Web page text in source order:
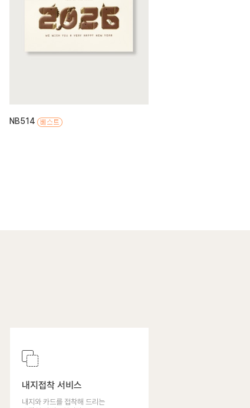
NB514
내지접착 서비스
내지와 카드를 접착해 드리는